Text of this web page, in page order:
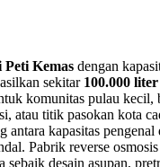
Peti Kemas dengan
sekitar 100.000
komunitas pulau kecil,
atau titik pasokan kota
antara kapasitas pengenal
Pabrik reverse
sebaik desain asupan,